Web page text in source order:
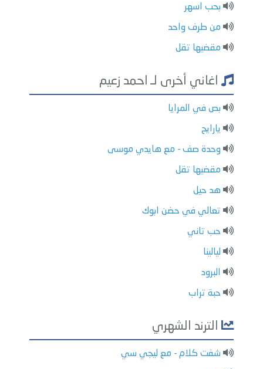
بحب اسهر
من طرف واحد
مقضيها تقل
اغاني أخرى لـ احمد زعيم
بص في المرايا
يارايح
وحدة صف - مع هايدي موسى
مقضيها تقل
هد حيل
تعالي في حضن ابوك
حب تاني
ليالينا
البرود
حبة تراب
الترند الشهري
شفت كلام - مع ليجي سي